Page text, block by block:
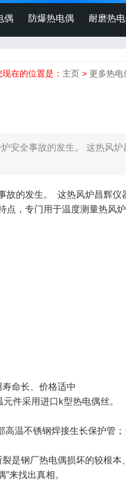
偶 防爆热电偶 耐磨热
现在的位置是： 主页 > 更多热电
安全事故的发生。 这热风炉
故的发生。 这热风炉昌辉仪
点，专门用于温度测量热风
命长、价格适中
件采用进口k型热电偶丝。
高温不锈钢焊接生长保护管；
是钢厂热电偶损坏的较根本
”来找出真相。